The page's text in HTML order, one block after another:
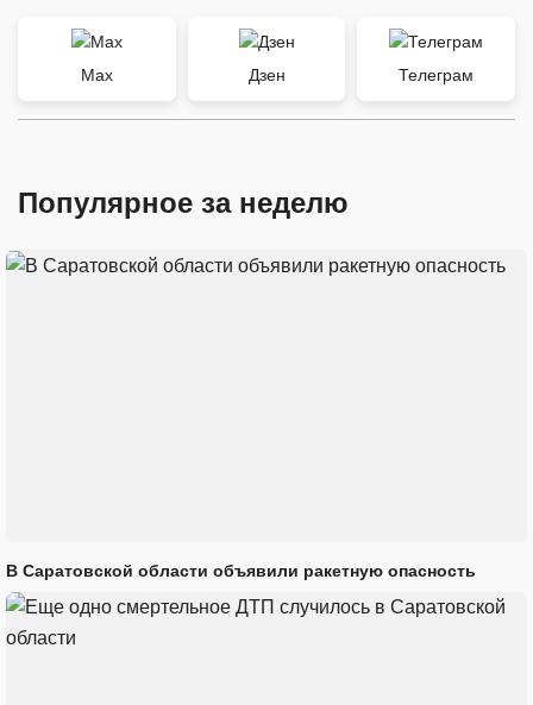
Max Дзен Телеграм
Популярное за неделю
В Саратовской области объявили ракетную опасность